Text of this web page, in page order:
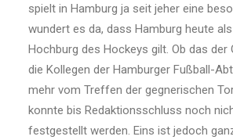
spielt in Hamburg ja seit jeher eine
wundert es da, dass Hamburg heute
Hochburg des Hockeys gilt. Ob das der
die Kollegen der Hamburger Fußball-
mehr vom Treffen der gegnerischen
konnte bis Redaktionsschluss noch
festgestellt werden. Eins ist jedoch